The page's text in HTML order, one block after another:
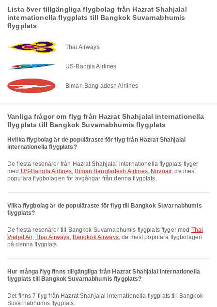
Lista över tillgängliga flygbolag från Hazrat Shahjalal
internationella flygplats till Bangkok Suvarnabhumis
flygplats
Thai Airways
US-Bangla Airlines
Biman Bangladesh Airlines
Vanliga frågor om flyg från Hazrat Shahjalal internationella
flygplats till Bangkok Suvarnabhumis flygplats
Hvilka flygbolag är de populäraste för flyg från Hazrat Shahjalal
internationella flygplats?
De flesta resenärer från Hazrat Shahjalal internationella flygplats flyger
med US-Bangla Airlines, Biman Bangladesh Airlines, Novoair, de mest
populära flygbolagen för avgångar från denna flygplats.
Vilka flygbolag är de populäraste för flyg till Bangkok Suvarnabhumis
flygplats?
De flesta resenärer till Bangkok Suvarnabhumis flygplats flyger med Thai
Vietjet Air, Thai Airways, Bangkok Airways, de mest populära flygbolagen
på denna flygplats.
Hur många flyg finns tillgängliga från Hazrat Shahjalal internationella
flygplats till Bangkok Suvarnabhumis flygplats?
Det finns 7 flyg från Hazrat Shahjalal internationella flygplats till Bangkok
Suvarnabhumis flygplats.